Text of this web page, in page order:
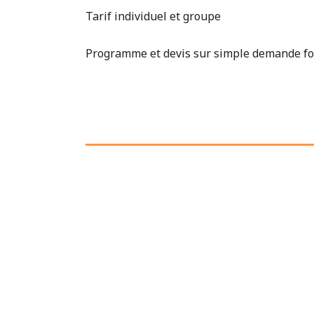
Tarif individuel et groupe
Programme et devis sur simple demande